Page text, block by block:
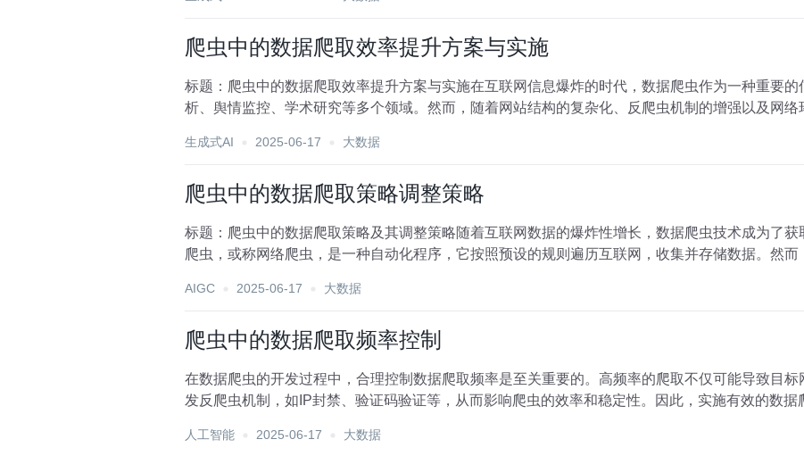
爬虫中的数据爬取效率提升方案与实施
标题：爬虫中的数据爬取效率提升方案与实施在互联网信息爆炸的时代，数据爬虫作为一种重要
析、舆情监控、学术研究等多个领域。然而，随着网站结构的复杂化、反爬虫机制的增强以及网
生成式AI 2025-06-17 大数据
爬虫中的数据爬取策略调整策略
标题：爬虫中的数据爬取策略及其调整策略随着互联网数据的爆炸性增长，数据爬虫技术成为了
爬虫，或称网络爬虫，是一种自动化程序，它按照预设的规则遍历互联网，收集并存储数据。然
AIGC 2025-06-17 大数据
爬虫中的数据爬取频率控制
在数据爬虫的开发过程中，合理控制数据爬取频率是至关重要的。高频率的爬取不仅可能导致目
发反爬虫机制，如IP封禁、验证码验证等，从而影响爬虫的效率和稳定性。因此，实施有效的数
人工智能 2025-06-17 大数据